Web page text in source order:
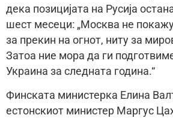
дека позицијата на Русија
шест месеци: „Москва не
за прекин на огнот, ниту за
Затоа ние мора да ги
Украина за следната година.“
Финската министерка Елина
естонскиот министер Маргус